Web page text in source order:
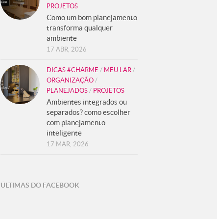
PROJETOS
Como um bom planejamento
transforma qualquer
ambiente
17 ABR, 2026
DICAS #CHARME / MEU LAR /
ORGANIZAÇÃO /
PLANEJADOS / PROJETOS
Ambientes integrados ou
separados? como escolher
com planejamento
inteligente
17 MAR, 2026
ÚLTIMAS DO FACEBOOK